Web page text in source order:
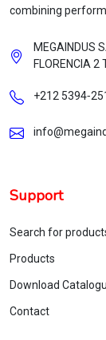
combining
MEGAINDUS
FLORENCIA 2
+212
Support
Search for
Products
Download
Contact